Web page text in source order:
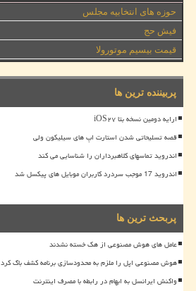
حوزه های انتخابیه مجلس
فیش حج
قیمت بیسیم موتورولا
پربیننده ترین ها
ارایه دومین نسخه بتا iOS۲۷
قصه تسلیحاتی شدن استارت اپ های سیلیکون ولی
اندروید تماسهای کلاهبرداران را شناسایی می کند
اندروید 17 موجب سردرد کاربران موبایل های پیکسل شد
پربحث ترین ها
عامل های هوش مصنوعی از هک خسته نشدند
هوش مصنوعی اپل را ملزم به محدودسازی برنامه کشف باگ کرد
واکنش ایرانسل به ابهام در رابطه با مصرف اینترنت